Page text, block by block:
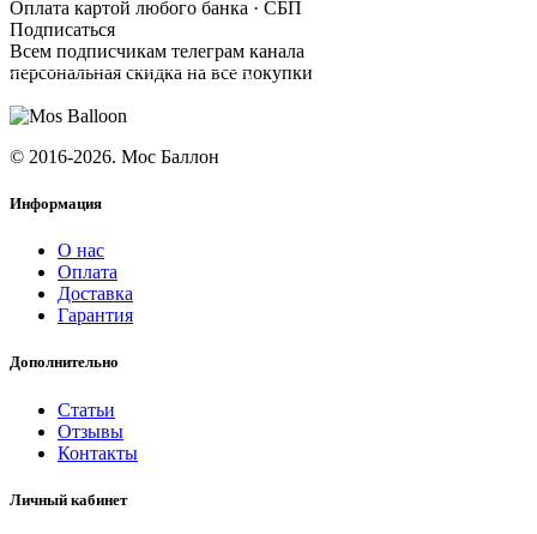
Оплата картой любого банка · СБП
Подписаться
Всем подписчикам телеграм канала
персональная скидка на все покупки
© 2016-2026. Мос Баллон
Информация
О нас
Оплата
Доставка
Гарантия
Дополнительно
Статьи
Отзывы
Контакты
Личный кабинет